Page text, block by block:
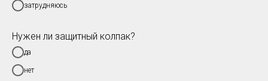
затрудняюсь
Нужен ли защитный колпак?
да
нет